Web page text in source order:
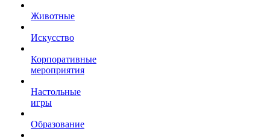
Животные
Искусство
Корпоративные
мероприятия
Настольные
игры
Образование